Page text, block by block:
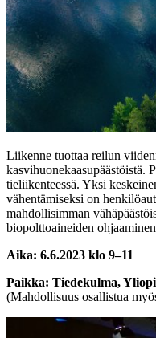
Liikenne tuottaa reilun
kasvihuonekaasupäästöistä.
tieliikenteessä. Yksi
vähentämiseksi on
mahdollisimman
biopolttoaineiden
Aika: 6.6.2023 klo 9–11
Paikka: Tiedekulma,
(Mahdollisuus osallistua